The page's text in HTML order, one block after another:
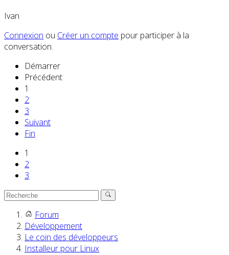
Ivan
Connexion ou Créer un compte pour participer à la
conversation.
Démarrer
Précédent
1
2
3
Suivant
Fin
1
2
3
Forum
Développement
Le coin des développeurs
Installeur pour Linux